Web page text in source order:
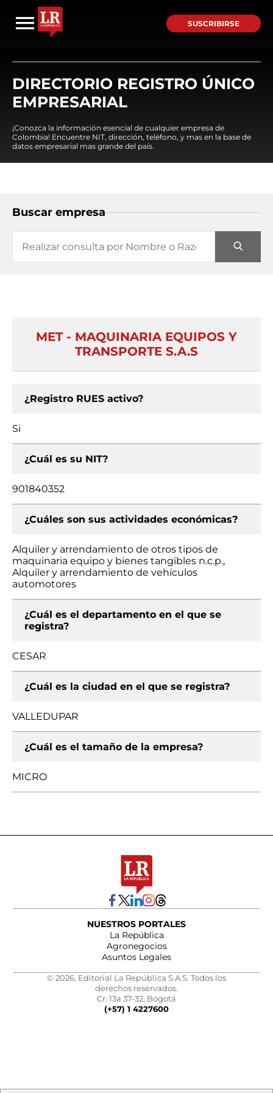
SUSCRIBIRSE
DIRECTORIO REGISTRO ÚNICO
EMPRESARIAL
¡Conozca la información esencial de cualquier empresa de
Colombia! Encuentre NIT, dirección, teléfono, y mas en la base de
datos empresarial mas grande del país.
Buscar empresa
MET - MAQUINARIA EQUIPOS Y
TRANSPORTE S.A.S
¿Registro RUES activo?
Si
¿Cuál es su NIT?
901840352
¿Cuáles son sus actividades económicas?
Alquiler y arrendamiento de otros tipos de
maquinaria equipo y bienes tangibles n.c.p.,
Alquiler y arrendamiento de vehículos
automotores
¿Cuál es el departamento en el que se
registra?
CESAR
¿Cuál es la ciudad en el que se registra?
VALLEDUPAR
¿Cuál es el tamaño de la empresa?
MICRO
NUESTROS PORTALES
La República
Agronegocios
Asuntos Legales
© 2026, Editorial La República S.A.S. Todos los
derechos reservados.
Cr. 13a 37-32, Bogotá
(+57) 1 4227600